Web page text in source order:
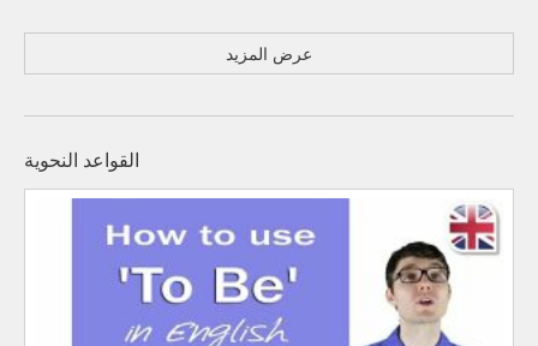
عرض المزيد
القواعد النحوية